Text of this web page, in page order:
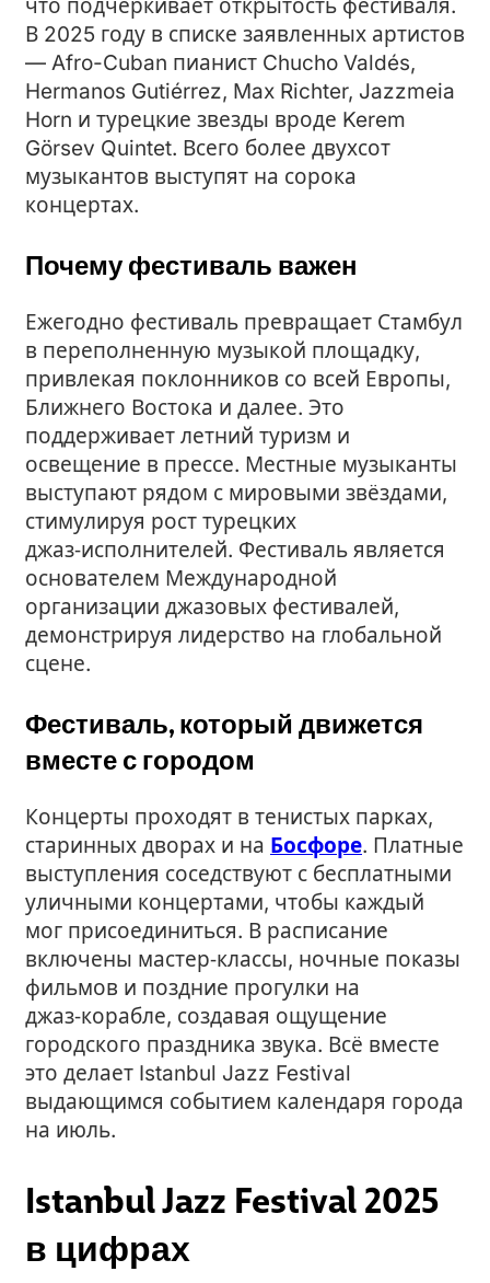
что подчёркивает открытость фестиваля.
В 2025 году в списке заявленных артистов
— Afro-Cuban пианист Chucho Valdés,
Hermanos Gutiérrez, Max Richter, Jazzmeia
Horn и турецкие звезды вроде Kerem
Görsev Quintet. Всего более двухсот
музыкантов выступят на сорока
концертах.
Почему фестиваль важен
Ежегодно фестиваль превращает Стамбул
в переполненную музыкой площадку,
привлекая поклонников со всей Европы,
Ближнего Востока и далее. Это
поддерживает летний туризм и
освещение в прессе. Местные музыканты
выступают рядом с мировыми звёздами,
стимулируя рост турецких
джаз‑исполнителей. Фестиваль является
основателем Международной
организации джазовых фестивалей,
демонстрируя лидерство на глобальной
сцене.
Фестиваль, который движется
вместе с городом
Концерты проходят в тенистых парках,
старинных дворах и на Босфоре. Платные
выступления соседствуют с бесплатными
уличными концертами, чтобы каждый
мог присоединиться. В расписание
включены мастер‑классы, ночные показы
фильмов и поздние прогулки на
джаз‑корабле, создавая ощущение
городского праздника звука. Всё вместе
это делает Istanbul Jazz Festival
выдающимся событием календаря города
на июль.
Istanbul Jazz Festival 2025
в цифрах